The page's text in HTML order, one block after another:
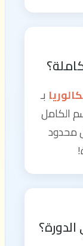
بـ
الكامل
محدود